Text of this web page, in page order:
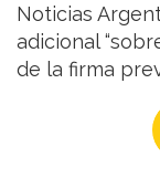
Noticias
adicional
de la firma